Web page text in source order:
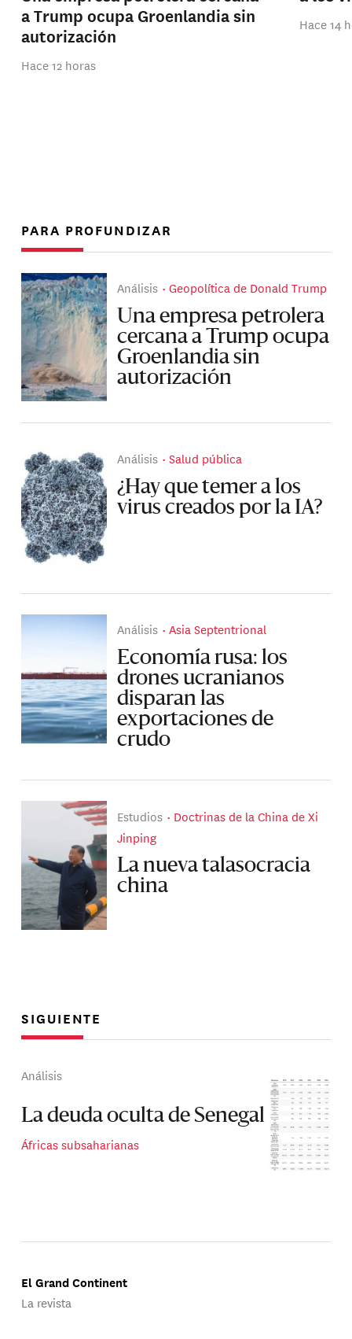
a Trump ocupa Groenlandia sin
autorización
Hace 12 horas
Hace 14
PARA PROFUNDIZAR
Análisis Geopolítica de Donald Trump
Una empresa petrolera
cercana a Trump ocupa
Groenlandia sin
autorización
Análisis Salud pública
¿Hay que temer a los
virus creados por la IA?
Análisis Asia Septentrional
Economía rusa: los
drones ucranianos
disparan las
exportaciones de
crudo
Estudios
Doctrinas de la China de Xi
Jinping
La nueva talasocracia
china
SIGUIENTE
Análisis
La deuda oculta de Senegal
Áfricas subsaharianas
El Grand Continent
La revista